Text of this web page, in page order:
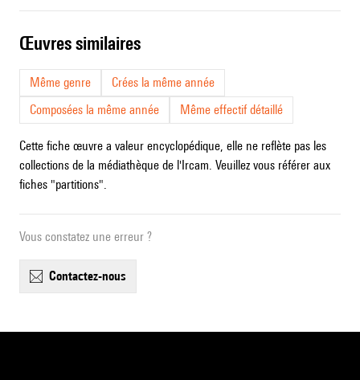
œuvres similaires
Même genre
Crées la même année
Composées la même année
Même effectif détaillé
Cette fiche œuvre a valeur encyclopédique, elle ne reflète pas les
collections de la médiathèque de l'Ircam. Veuillez vous référer aux
fiches "partitions".
Vous constatez une erreur ?
contactez-nous